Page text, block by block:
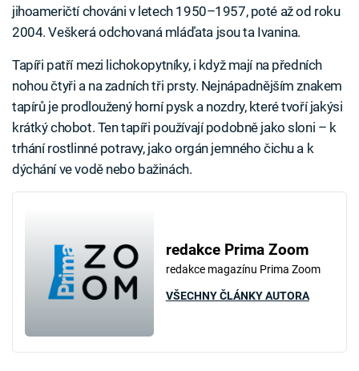
jihoameričtí chováni v letech 1950–1957, poté až od roku
2004. Veškerá odchovaná mláďata jsou ta Ivanina.
Tapíři patří mezi lichokopytníky, i když mají na předních
nohou čtyři a na zadních tři prsty. Nejnápadnějším znakem
tapírů je prodloužený horní pysk a nozdry, které tvoří jakýsi
krátký chobot. Ten tapíři používají podobně jako sloni – k
trhání rostlinné potravy, jako orgán jemného čichu a k
dýchání ve vodě nebo bažinách.
redakce Prima Zoom
redakce magazínu Prima Zoom
VŠECHNY ČLÁNKY AUTORA